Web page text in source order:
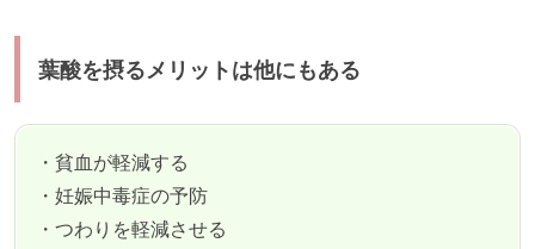
葉酸を摂るメリットは他にもある
・貧血が軽減する
・妊娠中毒症の予防
・つわりを軽減させる